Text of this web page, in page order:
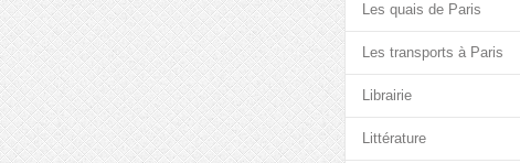
Les quais de Paris
Les transports à Paris
Librairie
Littérature